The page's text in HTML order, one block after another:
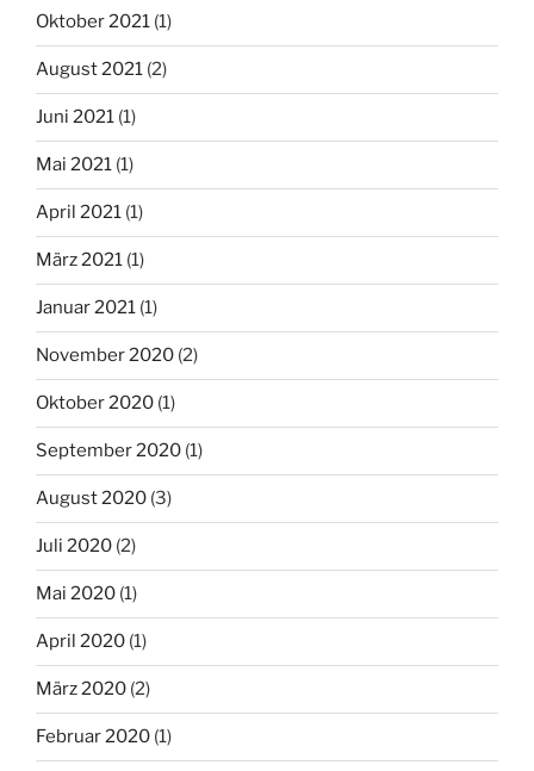
Oktober 2021 (1)
August 2021 (2)
Juni 2021 (1)
Mai 2021 (1)
April 2021 (1)
März 2021 (1)
Januar 2021 (1)
November 2020 (2)
Oktober 2020 (1)
September 2020 (1)
August 2020 (3)
Juli 2020 (2)
Mai 2020 (1)
April 2020 (1)
März 2020 (2)
Februar 2020 (1)